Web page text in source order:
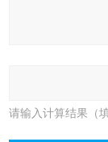
请输入计算结果（